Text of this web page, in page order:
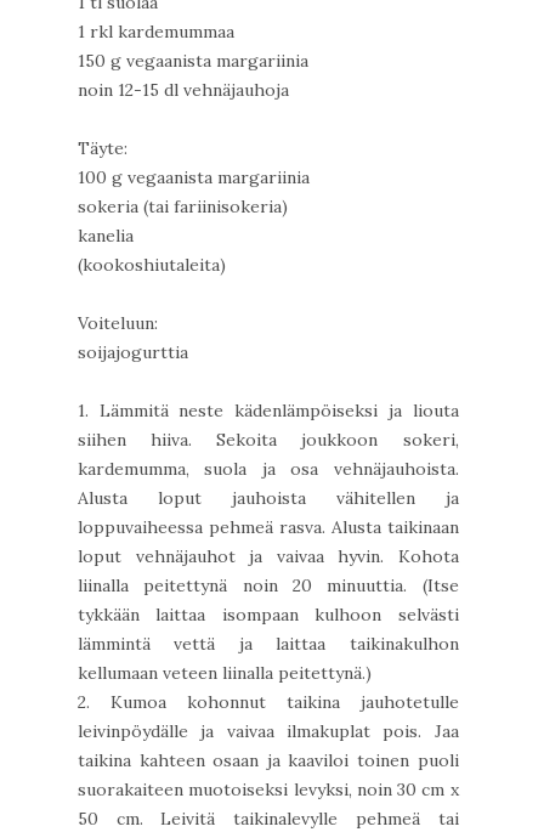
1 rkl kardemummaa
150 g vegaanista margariinia
noin 12-15 dl vehnäjauhoja
Täyte:
100 g vegaanista margariinia
sokeria (tai fariinisokeria)
kanelia
(kookoshiutaleita)
Voiteluun:
soijajogurttia
1. Lämmitä neste kädenlämpöiseksi ja liouta
siihen hiiva. Sekoita joukkoon sokeri,
kardemumma, suola ja osa vehnäjauhoista.
Alusta loput jauhoista vähitellen ja
loppuvaiheessa pehmeä rasva. Alusta taikinaan
loput vehnäjauhot ja vaivaa hyvin. Kohota
liinalla peitettynä noin 20 minuuttia. (Itse
tykkään laittaa isompaan kulhoon selvästi
lämmintä vettä ja laittaa taikinakulhon
kellumaan veteen liinalla peitettynä.)
2. Kumoa kohonnut taikina jauhotetulle
leivinpöydälle ja vaivaa ilmakuplat pois. Jaa
taikina kahteen osaan ja kaaviloi toinen puoli
suorakaiteen muotoiseksi levyksi, noin 30 cm x
50 cm. Leivitä taikinalevylle pehmeä tai